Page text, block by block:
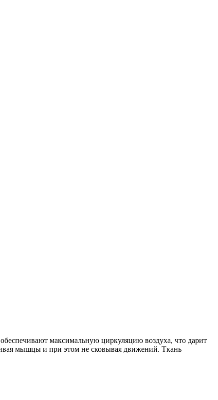
максимальную циркуляцию воздуха, что дарит
мышцы и при этом не сковывая движений. Ткань